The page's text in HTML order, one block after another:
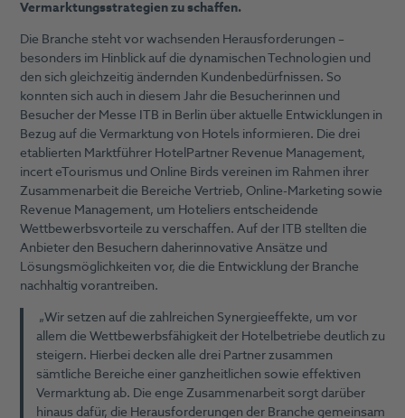
Vermarktungsstrategien zu schaffen.
Die Branche steht vor wachsenden Herausforderungen –
besonders im Hinblick auf die dynamischen Technologien und
den sich gleichzeitig ändernden Kundenbedürfnissen. So
konnten sich auch in diesem Jahr die Besucherinnen und
Besucher der Messe ITB in Berlin über aktuelle Entwicklungen in
Bezug auf die Vermarktung von Hotels informieren. Die drei
etablierten Marktführer HotelPartner Revenue Management,
incert eTourismus und Online Birds vereinen im Rahmen ihrer
Zusammenarbeit die Bereiche Vertrieb, Online-Marketing sowie
Revenue Management, um Hoteliers entscheidende
Wettbewerbsvorteile zu verschaffen. Auf der ITB stellten die
Anbieter den Besuchern daherinnovative Ansätze und
Lösungsmöglichkeiten vor, die die Entwicklung der Branche
nachhaltig vorantreiben.
„Wir setzen auf die zahlreichen Synergieeffekte, um vor
allem die Wettbewerbsfähigkeit der Hotelbetriebe deutlich zu
steigern. Hierbei decken alle drei Partner zusammen
sämtliche Bereiche einer ganzheitlichen sowie effektiven
Vermarktung ab. Die enge Zusammenarbeit sorgt darüber
hinaus dafür, die Herausforderungen der Branche gemeinsam